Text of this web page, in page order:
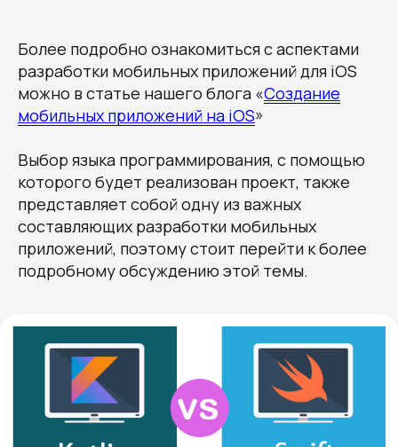
Более подробно ознакомиться с аспектами
разработки мобильных приложений для iOS
можно в статье нашего блога «Создание
мобильных приложений на iOS»
Выбор языка программирования, с помощью
которого будет реализован проект, также
представляет собой одну из важных
составляющих разработки мобильных
приложений, поэтому стоит перейти к более
подробному обсуждению этой темы.